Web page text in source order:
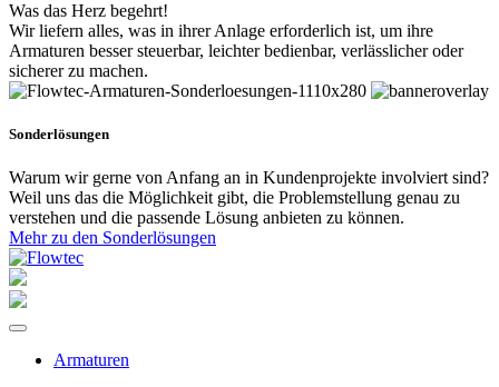
Was das Herz begehrt!
Wir liefern alles, was in ihrer Anlage erforderlich ist, um ihre
Armaturen besser steuerbar, leichter bedienbar, verlässlicher oder
sicherer zu machen.
Sonderlösungen
Warum wir gerne von Anfang an in Kundenprojekte involviert sind?
Weil uns das die Möglichkeit gibt, die Problemstellung genau zu
verstehen und die passende Lösung anbieten zu können.
Mehr zu den Sonderlösungen
Armaturen